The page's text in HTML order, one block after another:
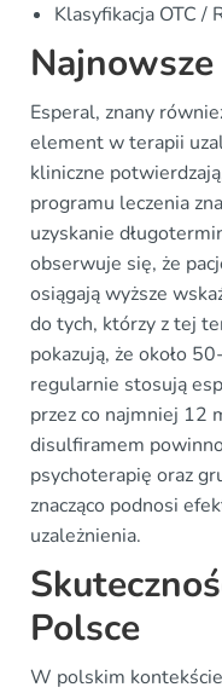
Klasyfikacja OTC /
Esperal, znany
element w terapii
kliniczne
programu leczenia
uzyskanie
obserwuje się, że
osiągają wyższe
do tych, którzy z tej
pokazują, że około
regularnie stosują
przez co najmniej 12
disulfiramem
psychoterapię oraz
znacząco podnosi
uzależnienia.
Polsce
W polskim